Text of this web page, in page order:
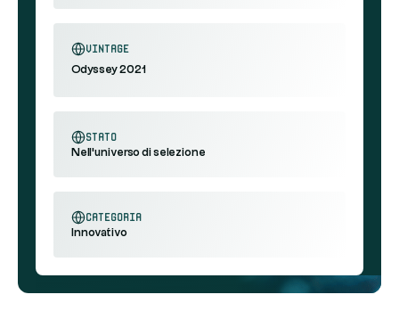
Vintage
Odyssey 2021
stato
Nell'universo di selezione
categoria
Innovativo